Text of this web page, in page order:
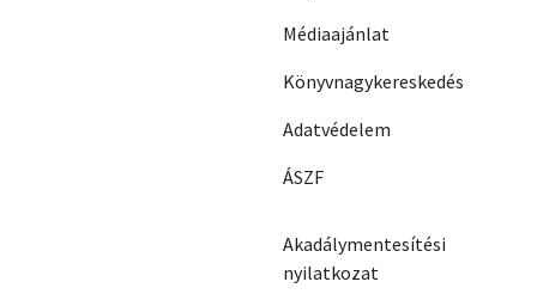
Médiaajánlat
Könyvnagykereskedés
Adatvédelem
ÁSZF
Akadálymentesítési
nyilatkozat